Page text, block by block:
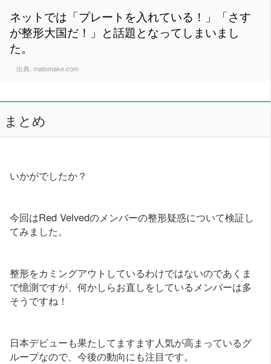
ネットでは「プレートを入れている！」「さす
が整形大国だ！」と話題となってしまいまし
た。
出典: matomake.com
まとめ
いかがでしたか？
今回はRed Velvedのメンバーの整形疑惑について検証し
てみました。
整形をカミングアウトしているわけではないのであくま
で憶測ですが、何かしらお直しをしているメンバーは多
そうですね！
日本デビューも果たしてますます人気が高まっているグ
ループなので、今後の動向にも注目です。